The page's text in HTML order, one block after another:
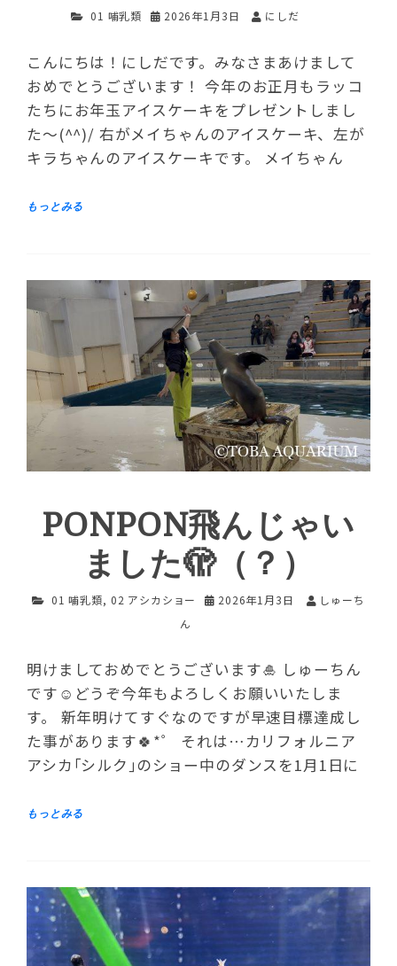
01 哺乳類 2026年1月3日 にしだ
こんにちは！にしだです。みなさまあけまして
おめでとうございます！ 今年のお正月もラッコ
たちにお年玉アイスケーキをプレゼントしまし
た～(^^)/ 右がメイちゃんのアイスケーキ、左が
キラちゃんのアイスケーキです。 メイちゃん
PONPON飛んじゃい
ました🫣（？）
01 哺乳類, 02 アシカショー 2026年1月3日
しゅーち
ん
明けましておめでとうございます🎍 しゅーちん
です☺︎どうぞ今年もよろしくお願いいたしま
す。 新年明けてすぐなのですが早速目標達成し
た事があります🍀*゜ それは…カリフォルニア
アシカ｢シルク｣のショー中のダンスを1月1日に